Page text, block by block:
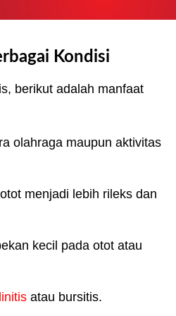
Kondisi
berikut adalah manfaat
olahraga maupun aktivitas
menjadi lebih rileks dan
kecil pada otot atau
atau bursitis.